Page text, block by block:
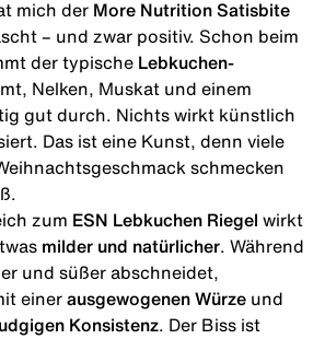
mich der More Nutrition Satisbite
– und zwar positiv. Schon beim
der typische Lebkuchen-
Nelken, Muskat und einem
gut durch. Nichts wirkt künstlich
Das ist eine Kunst, denn viele
schmecken
zum ESN Lebkuchen Riegel wirkt
milder und natürlicher . Während
und süßer abschneidet,
einer ausgewogenen Würze und
Konsistenz . Der Biss ist